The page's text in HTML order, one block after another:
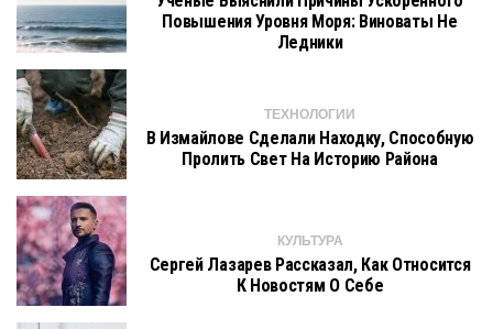
Повышения Уровня Моря: Виноваты Не
Ледники
ТЕХНОЛОГИИ
В Измайлове Сделали Находку, Способную
Пролить Свет На Историю Района
КУЛЬТУРА
Сергей Лазарев Рассказал, Как Относится
К Новостям О Себе